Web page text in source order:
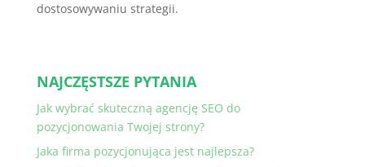
dostosowywaniu strategii.
NAJCZĘSTSZE PYTANIA
Jak wybrać skuteczną agencję SEO do
pozycjonowania Twojej strony?
Jaka firma pozycjonująca jest najlepsza?